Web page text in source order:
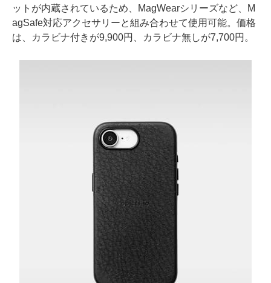
ットが内蔵されているため、MagWearシリーズなど、M
agSafe対応アクセサリーと組み合わせて使用可能。価格
は、カラビナ付きが9,900円、カラビナ無しが7,700円。